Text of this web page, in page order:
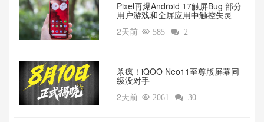
Pixel再爆Android 17触屏Bug 部分
用户游戏和全屏应用中触控失灵
2天前  585  2
杀疯！iQOO Neo11至尊版屏幕同
级没对手
2天前  2061  30